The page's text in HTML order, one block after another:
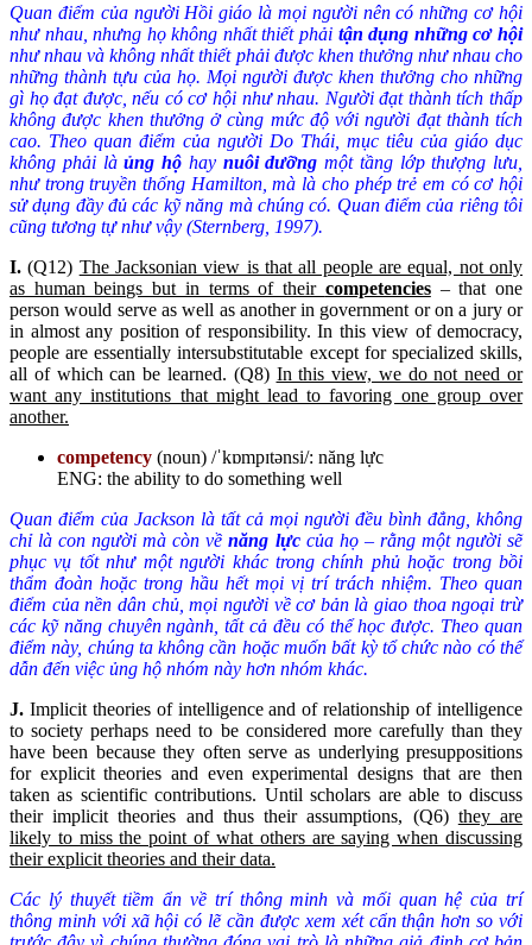
Quan điểm của người Hồi giáo là mọi người nên có những cơ hội
như nhau, nhưng họ không nhất thiết phải tận dụng những cơ hội
như nhau và không nhất thiết phải được khen thưởng như nhau cho
những thành tựu của họ. Mọi người được khen thưởng cho những
gì họ đạt được, nếu có cơ hội như nhau. Người đạt thành tích thấp
không được khen thưởng ở cùng mức độ với người đạt thành tích
cao. Theo quan điểm của người Do Thái, mục tiêu của giáo dục
không phải làủng hộ hay nuôi dưỡng một tầng lớp thượng lưu,
như trong truyền thống Hamilton, mà là cho phép trẻ em có cơ hội
sử dụng đầy đủ các kỹ năng mà chúng có. Quan điểm của riêng tôi
cũng tương tự như vậy (Sternberg, 1997).
I.(Q12) The Jacksonian view is that all people are equal, not only
as human beings but in terms of their competencies– that one
person would serve as well as another in government or on a jury or
in almost any position of responsibility. In this view of democracy,
people are essentially intersubstitutable except for specialized skills,
all of which can be learned. (Q8) In this view, we do not need or
want any institutions that might lead to favoring one group over
another.
competency (noun) /ˈkɒmpɪtənsi/: năng lực
ENG: the ability to do something well
Quan điểm của Jackson là tất cả mọi người đều bình đẳng, không
chỉ là con người mà còn vềnăng lựccủa họ – rằng một người sẽ
phục vụ tốt như một người khác trong chính phủ hoặc trong bồi
thẩm đoàn hoặc trong hầu hết mọi vị trí trách nhiệm. Theo quan
điểm của nền dân chủ, mọi người về cơ bản là giao thoa ngoại trừ
các kỹ năng chuyên ngành, tất cả đều có thể học được. Theo quan
điểm này, chúng takhông cần hoặc muốn bất kỳ tổ chức nào có thể
dẫn đến việc ủng hộ nhóm này hơn nhóm khác.
J. Implicit theories of intelligence and of relationship of intelligence
to society perhaps need to be considered more carefully than they
have been because they often serve as underlying presuppositions
for explicit theories and even experimental designs that are then
taken as scientific contributions. Until scholars are able to discuss
their implicit theories and thus their assumptions, (Q6) they are
likely to miss the point of what others are saying when discussing
their explicit theories and their data.
Các lý thuyết tiềm ẩn về trí thông minh và mối quan hệ của trí
thông minh với xã hội có lẽ cần được xem xét cẩn thận hơn so với